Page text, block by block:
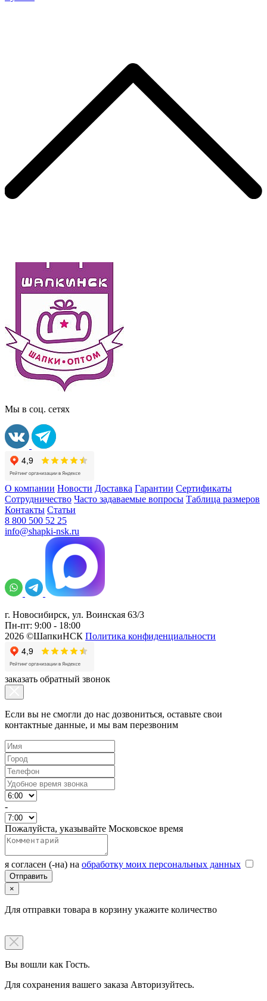
Мы в соц. сетях
О компании Новости Доставка Гарантии Сертификаты
Сотрудничество Часто задаваемые вопросы Таблица размеров
Контакты Статьи
8 800 500 52 25
info@shapki-nsk.ru
г. Новосибирск, ул. Воинская 63/3
Пн-пт: 9:00 - 18:00
2026 ©ШапкиНСК Политика конфиденциальности
заказать обратный звонок
Если вы не смогли до нас дозвониться, оставьте свои
контактные данные, и мы вам перезвоним
-
Пожалуйста, указывайте Московское время
я согласен (-на) на обработку моих персональных данных
×
Для отправки товара в корзину укажите количество
Вы вошли как Гость.
Для сохранения вашего заказа Авторизуйтесь.